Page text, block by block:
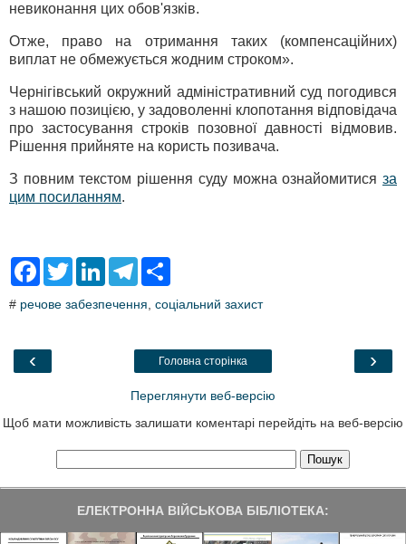
невиконання цих обов'язків.
Отже, право на отримання таких (компенсаційних)
виплат не обмежується жодним строком».
Чернігівський окружний адміністративний суд погодився
з нашою позицією, у задоволенні клопотання відповідача
про застосування строків позовної давності відмовив.
Рішення прийняте на користь позивача.
З повним текстом рішення суду можна ознайомитися за
цим посиланням.
F
e
o
T
t
L
k
T
e
a
r
# речове забезпечення соціальний захист
‹ ›
Головна сторінка
Переглянути веб-версію
Щоб мати можливість залишати коментарі перейдіть на веб-версію
ЕЛЕКТРОННА ВІЙСЬКОВА БІБЛІОТЕКА: